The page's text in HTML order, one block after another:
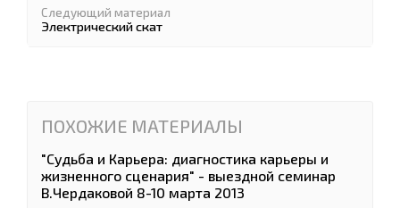
Следующий материал
Электрический скат
ПОХОЖИЕ МАТЕРИАЛЫ
"Судьба и Карьера: диагностика карьеры и
жизненного сценария" - выездной семинар
В.Чердаковой 8-10 марта 2013